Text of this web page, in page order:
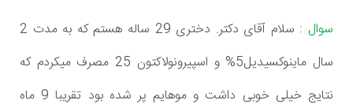
سوال :
سلام آقای دکتر. دختری 29 ساله هستم که به مدت 2
سال ماینوکسیدیل5% و اسپیرونولاکتون 25 مصرف میکردم که
نتایج خیلی خوبی داشت و موهایم پر شده بود تقریبا 9 ماه